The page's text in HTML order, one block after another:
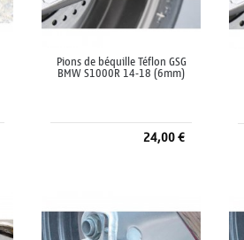
Pions de béquille Téflon GSG
BMW S1000R 14-18 (6mm)
24,00 €